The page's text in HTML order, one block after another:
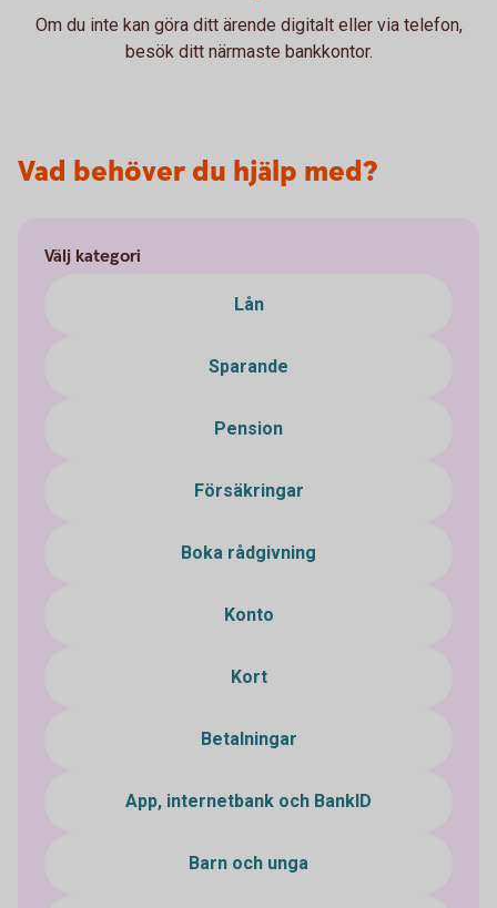
Om du inte kan göra ditt ärende digitalt eller via telefon,
besök ditt närmaste bankkontor.
Vad behöver du hjälp med?
Välj kategori
Lån
Sparande
Pension
Försäkringar
Boka rådgivning
Konto
Kort
Betalningar
App, internetbank och BankID
Barn och unga